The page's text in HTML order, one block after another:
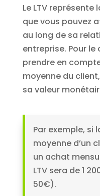
Le LTV
que vous pouvez
au long de sa
entreprise. Pour le
prendre en
moyenne du
sa valeur
Par exemple, si
moyenne d’un
un achat
LTV sera de 1
50€).